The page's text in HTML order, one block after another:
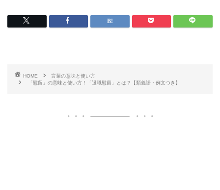
HOME
言葉の意味と使い方
「慰留」の意味と使い方！「退職慰留」とは？【類義語・例文つき】